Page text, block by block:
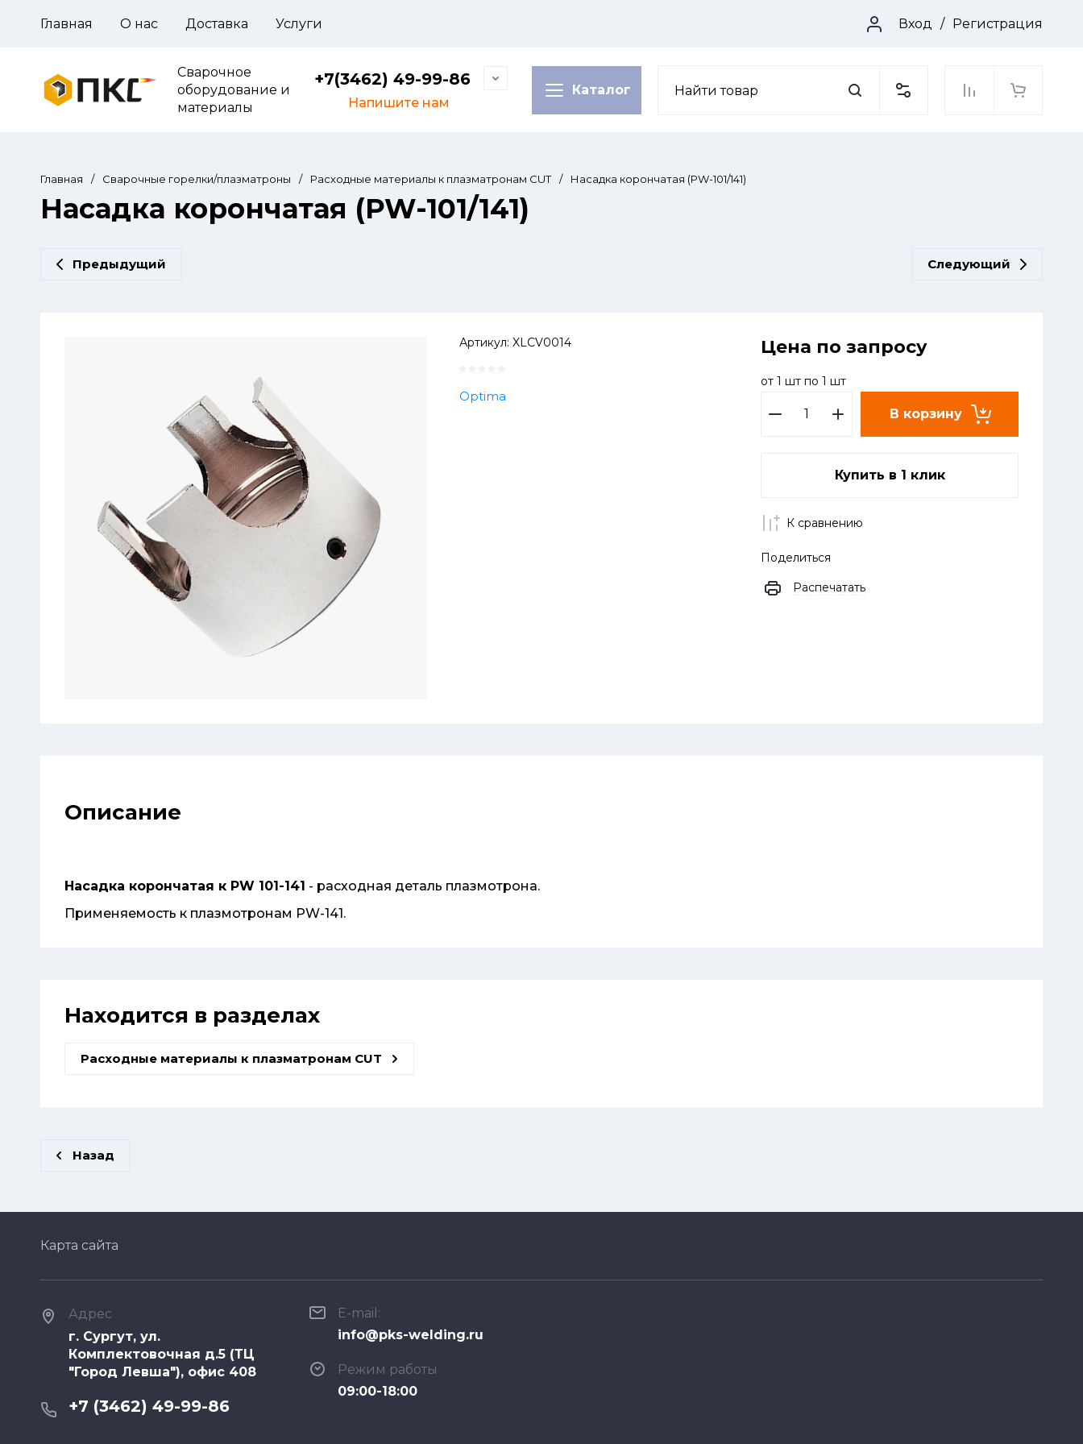
Главная О нас Доставка Услуги Вход / Регистрация
Сварочное
оборудование и
материалы
+7(3462) 49-99-86
Напишите нам
Каталог
Главная / Сварочные горелки/плазматроны / Расходные материалы к плазматронам CUT / Насадка корончатая (PW-101/141)
Насадка корончатая (PW-101/141)
Предыдущий Следующий
Артикул: XLCV0014
Optima
Цена по запросу
от 1 шт по 1 шт
В корзину
Купить в 1 клик
К сравнению
Поделиться
Распечатать
Описание
Насадка корончатая к PW 101-141 - расходная деталь плазмотрона.
Применяемость к плазмотронам PW-141.
Находится в разделах
Расходные материалы к плазматронам CUT
Назад
Карта сайта
Адрес
г. Сургут, ул.
Комплектовочная д.5 (ТЦ
"Город Левша"), офис 408
+7 (3462) 49-99-86
E-mail:
info@pks-welding.ru
Режим работы
09:00-18:00